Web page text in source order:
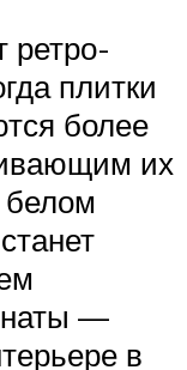
ретро-
плитки
более
их
—
в